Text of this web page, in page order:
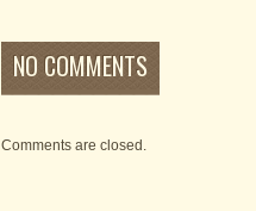
NO COMMENTS
Comments are closed.